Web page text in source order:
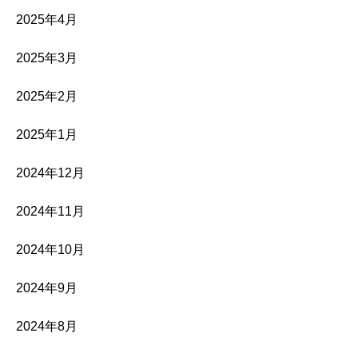
2025年4月
2025年3月
2025年2月
2025年1月
2024年12月
2024年11月
2024年10月
2024年9月
2024年8月